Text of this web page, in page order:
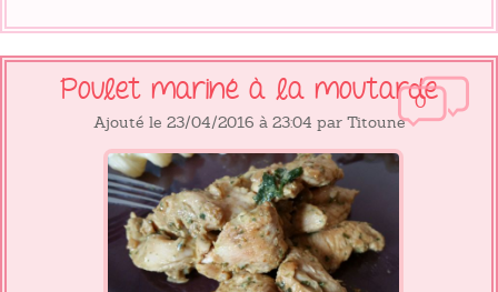
0
Poulet mariné à la moutarde
Ajouté le 23/04/2016 à 23:04 par Titoune